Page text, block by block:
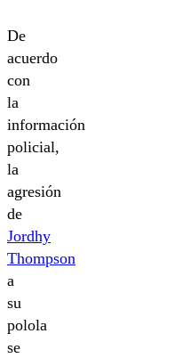
De
acuerdo
con
la
información
policial,
la
agresión
de
Jordhy
Thompson
a
su
polola
se